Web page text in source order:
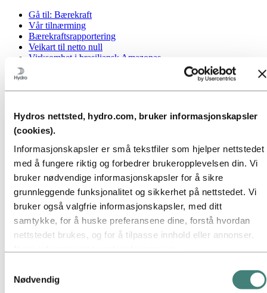
Hydros nettsted, hydro.com, bruker informasjonskapsler
(cookies).
Informasjonskapsler er små tekstfiler som hjelper nettstedet
med å fungere riktig og forbedrer brukeropplevelsen din. Vi
bruker nødvendige informasjonskapsler for å sikre
grunnleggende funksjonalitet og sikkerhet på nettstedet. Vi
bruker også valgfrie informasjonskapsler, med ditt
samtykke, for å huske preferansene dine, forstå hvordan
nettstedet brukes, og for å tilpasse innhold eller annonser.
analyse eller annonsering. Disse tredjepartene kan
Nødvendig
Gå til: Bærekraft
Vår tilnærming
Bærekraftsrapportering
Veikart til netto null
Virksomhet i brasiliansk Amazonas
Gå til:Karriere
Livet i Hydro
Karriereområder
Rekrutteringsprosessen
Kontakt og vanlige spørsmål
Gå til: Investorer
Informasjon for aksjonærer
Investorkontakt
Gå til:Media
Mediekontakt
Bilder og video